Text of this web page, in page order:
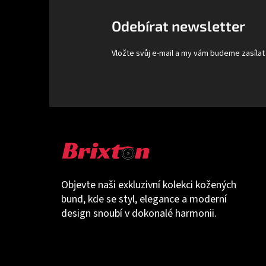
Objevte naši exkluzivní kolekci kožených
bund, kde se styl, elegance a moderní
design snoubí v dokonalé harmonii.
Odebírat newsletter
Vložte svůj e-mail a my vám budeme